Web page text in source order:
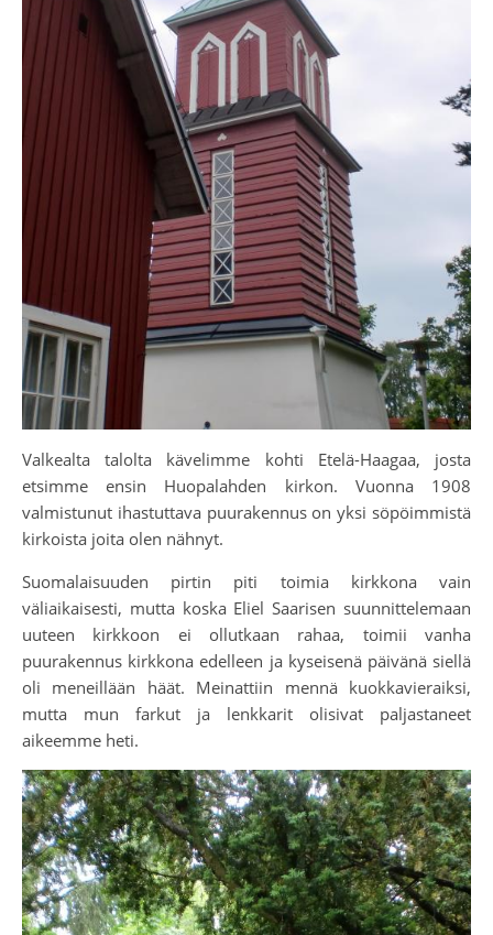
Valkealta talolta kävelimme kohti Etelä-Haagaa, josta
etsimme ensin Huopalahden kirkon. Vuonna 1908
valmistunut ihastuttava puurakennus on yksi söpöimmistä
kirkoista joita olen nähnyt.
Suomalaisuuden pirtin piti toimia kirkkona vain
väliaikaisesti, mutta koska Eliel Saarisen suunnittelemaan
uuteen kirkkoon ei ollutkaan rahaa, toimii vanha
puurakennus kirkkona edelleen ja kyseisenä päivänä siellä
oli meneillään häät. Meinattiin mennä kuokkavieraiksi,
mutta mun farkut ja lenkkarit olisivat paljastaneet
aikeemme heti.